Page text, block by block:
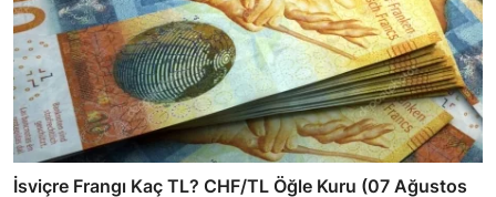
İsviçre Frangı Kaç TL? CHF/TL Öğle Kuru (07 Ağustos